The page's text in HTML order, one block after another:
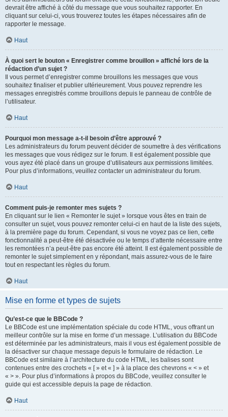
devrait être affiché à côté du message que vous souhaitez rapporter. En
cliquant sur celui-ci, vous trouverez toutes les étapes nécessaires afin de
rapporter le message.
Haut
À quoi sert le bouton « Enregistrer comme brouillon » affiché lors de la
rédaction d’un sujet ?
Il vous permet d’enregistrer comme brouillons les messages que vous
souhaitez finaliser et publier ultérieurement. Vous pouvez reprendre les
messages enregistrés comme brouillons depuis le panneau de contrôle de
l’utilisateur.
Haut
Pourquoi mon message a-t-il besoin d’être approuvé ?
Les administrateurs du forum peuvent décider de soumettre à des vérifications
les messages que vous rédigez sur le forum. Il est également possible que
vous ayez été placé dans un groupe d’utilisateurs aux permissions limitées.
Pour plus d’informations, veuillez contacter un administrateur du forum.
Haut
Comment puis-je remonter mes sujets ?
En cliquant sur le lien « Remonter le sujet » lorsque vous êtes en train de
consulter un sujet, vous pouvez remonter celui-ci en haut de la liste des sujets,
à la première page du forum. Cependant, si vous ne voyez pas ce lien, cette
fonctionnalité a peut-être été désactivée ou le temps d’attente nécessaire entre
les remontées n’a peut-être pas encore été atteint. Il est également possible de
remonter le sujet simplement en y répondant, mais assurez-vous de le faire
tout en respectant les règles du forum.
Haut
Mise en forme et types de sujets
Qu’est-ce que le BBCode ?
Le BBCode est une implémentation spéciale du code HTML, vous offrant un
meilleur contrôle sur la mise en forme d’un message. L’utilisation du BBCode
est déterminée par les administrateurs, mais il vous est également possible de
la désactiver sur chaque message depuis le formulaire de rédaction. Le
BBCode est similaire à l’architecture du code HTML, les balises sont
contenues entre des crochets « [ » et « ] » à la place des chevrons « < » et
« > ». Pour plus d’informations à propos du BBCode, veuillez consulter le
guide qui est accessible depuis la page de rédaction.
Haut